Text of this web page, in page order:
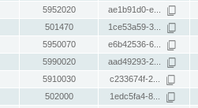
5952020 ae1b91d0-e...
501470 1ce53a59-3...
5950070 e6b42536-6...
5990020 aad49293-2...
5910030 c233674f-2...
502000 1edc5fa4-8...